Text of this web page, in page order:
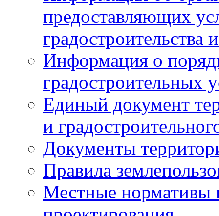
предоставляющих
градостроительства
Информация о
градостроительных
Единый документ
и
Документы
Правила
Местные нормативы